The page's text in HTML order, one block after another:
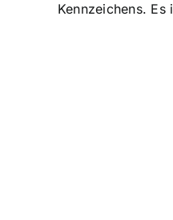
Kennzeichens.